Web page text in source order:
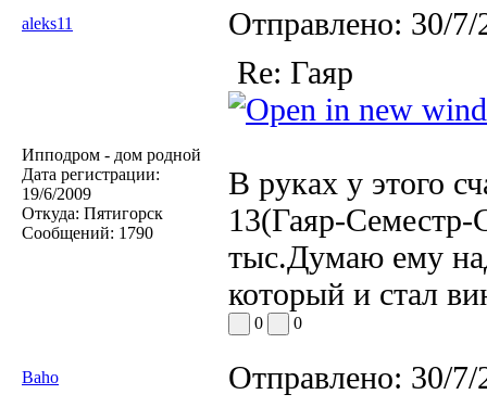
aleks11 Отправлено: 30/
Ипподром - дом родной
Дата регистрации:
19/6/2009
Откуда: Пятигорск
Сообщений: 1790
Re: Гаяр
В руках у этого
13(Гаяр-Семестр-
тыс.Думаю ему
который и стал
0 0
Baho Отправлено: 30/